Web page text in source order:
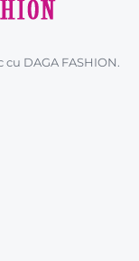
DAGA FASHION.